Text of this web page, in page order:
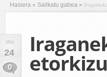
Hasiera » Sailkatu gabea »
IRA
24
0